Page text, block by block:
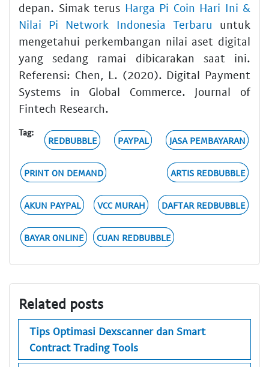
depan. Simak terus Harga Pi Coin Hari Ini &
Nilai Pi Network Indonesia Terbaru untuk
mengetahui perkembangan nilai aset digital
yang sedang ramai dibicarakan saat ini.
Referensi: Chen, L. (2020). Digital Payment
Systems in Global Commerce. Journal of
Fintech Research.
Tag:
REDBUBBLE PAYPAL JASA PEMBAYARAN
PRINT ON DEMAND ARTIS REDBUBBLE
AKUN PAYPAL VCC MURAH DAFTAR REDBUBBLE
BAYAR ONLINE CUAN REDBUBBLE
Related posts
Tips Optimasi Dexscanner dan Smart
Contract Trading Tools